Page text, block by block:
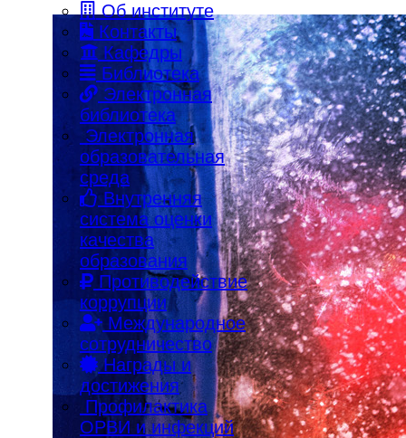
Об институте
Контакты
Кафедры
Библиотека
Электронная
библиотека
Электронная
образовательная
среда
Внутренняя
система оценки
качества
образования
Противодействие
коррупции
Международное
сотрудничество
Награды и
достижения
Профилактика
ОРВИ и инфекций